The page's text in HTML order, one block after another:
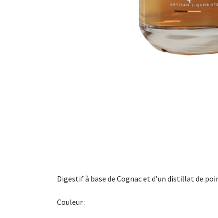
Digestif à base de Cognac et d’un distillat de
Couleur :